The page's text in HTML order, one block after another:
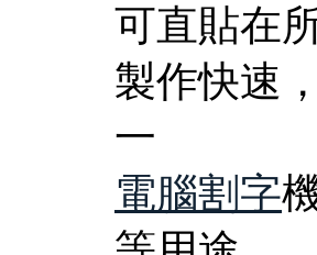
可直貼在
製作快速
一
電腦割字